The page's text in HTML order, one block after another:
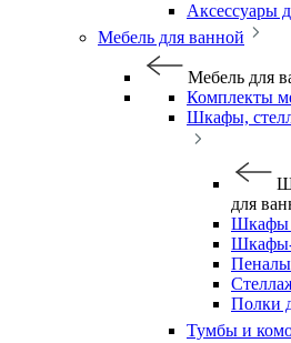
Аксессуары
Мебель для ванной
Мебель для
Комплекты
Шкафы,
для
Шкафы
Шкафы-
Полки
Тумбы и